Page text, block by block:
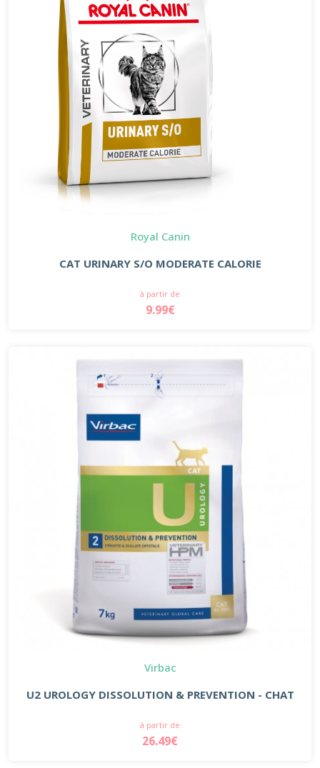
Royal Canin
CAT URINARY S/O MODERATE CALORIE
à partir de
9.99€
Virbac
U2 UROLOGY DISSOLUTION & PREVENTION - CHAT
à partir de
26.49€